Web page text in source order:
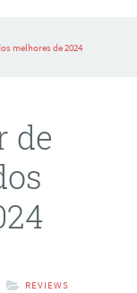
melhores de 2024
de
REVIEWS